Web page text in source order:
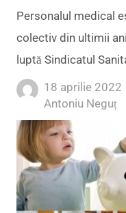
Personalul medical
colectiv din ultimii
luptă Sindicatul
18 aprilie 2022
Author
Antoniu Neguț